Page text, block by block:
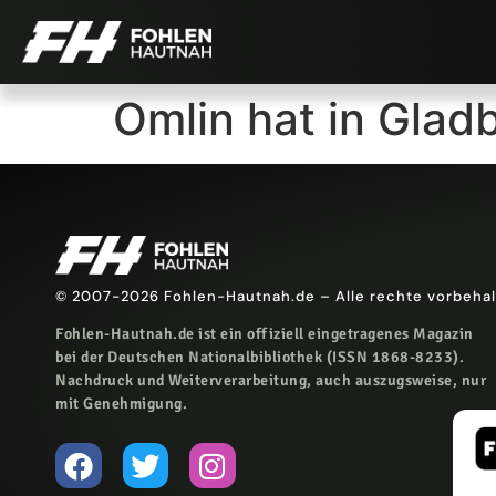
Omlin hat in
© 2007-2026 Fohlen-Hautnah.de – Alle rechte
Fohlen-Hautnah.de ist ein offiziell eingetragenes Magazin
bei der Deutschen Nationalbibliothek (ISSN 1868-8233).
Nachdruck und Weiterverarbeitung, auch auszugsweise, nur
mit Genehmigung.